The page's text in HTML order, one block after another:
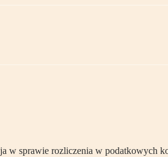
w sprawie rozliczenia w podatkowych